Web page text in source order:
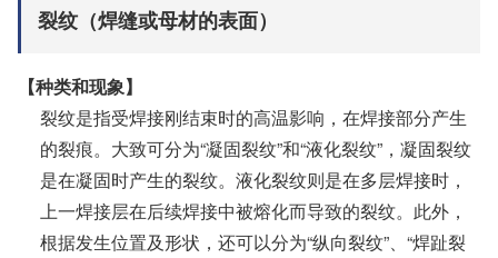
裂纹（焊缝或母材的表面）
【种类和现象】
裂纹是指受焊接刚结束时的高温影响，在焊接部分产生
的裂痕。大致可分为“凝固裂纹”和“液化裂纹”，凝固裂纹
是在凝固时产生的裂纹。液化裂纹则是在多层焊接时，
上一焊接层在后续焊接中被熔化而导致的裂纹。此外，
根据发生位置及形状，还可以分为“纵向裂纹”、“焊趾裂